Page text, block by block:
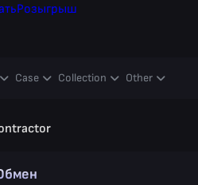
Розыгрыш
Case Collection Other